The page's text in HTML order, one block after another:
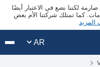
لكننا نضع في الاعتبار أيضًا
كما تمتلك شركتنا الأم بعض
المزيد
AR